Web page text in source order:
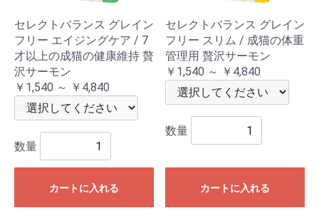
セレクトバランス グレイン
フリー エイジングケア / 7
才以上の成猫の健康維持 贅
沢サーモン
￥1,540 ～ ￥4,840
数量
カートに入れる
セレクトバランス グレイン
フリー スリム / 成猫の体重
管理用 贅沢サーモン
￥1,540 ～ ￥4,840
数量
カートに入れる